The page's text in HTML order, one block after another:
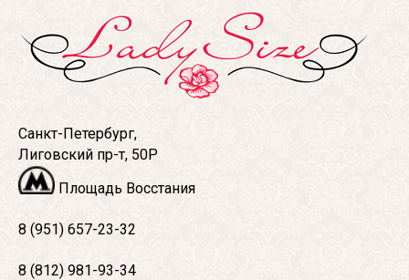
Санкт-Петербург,
Лиговский пр-т, 50Р
Площадь Восстания
8 (951) 657-23-32
8 (812) 981-93-34